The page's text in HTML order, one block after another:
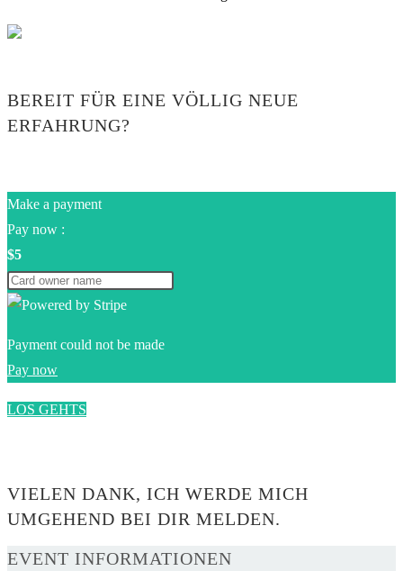
BEREIT FÜR EINE VÖLLIG NEUE
ERFAHRUNG?
Make a payment
Pay now :
$5
Payment could not be made
Pay now
LOS GEHTS
VIELEN DANK, ICH WERDE MICH
UMGEHEND BEI DIR MELDEN.
EVENT INFORMATIONEN